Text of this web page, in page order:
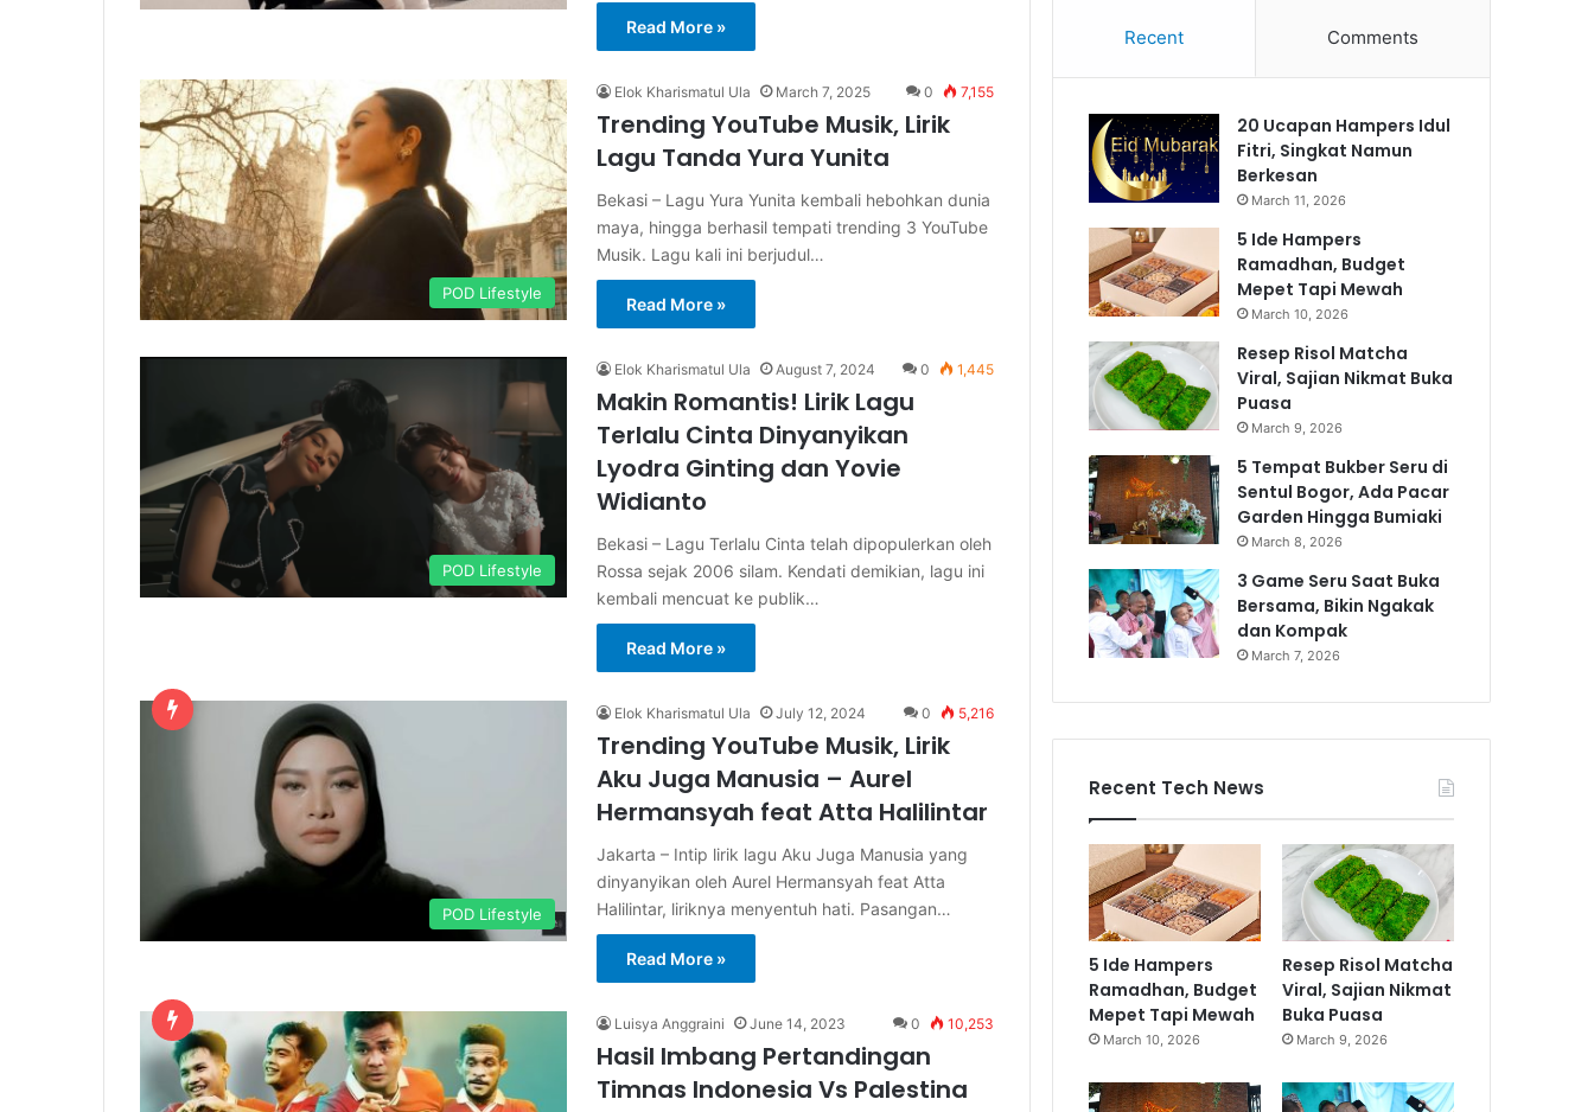
Read More »
POD Lifestyle
Elok Kharismatul Ula March 7, 2025 0 7,155
Trending YouTube Musik, Lirik
Lagu Tanda Yura Yunita
Bekasi – Lagu Yura Yunita kembali hebohkan dunia
maya, hingga berhasil tempati trending 3 YouTube
Musik. Lagu kali ini berjudul…
Read More »
POD Lifestyle
Elok Kharismatul Ula August 7, 2024 0 1,445
Makin Romantis! Lirik Lagu
Terlalu Cinta Dinyanyikan
Lyodra Ginting dan Yovie
Widianto
Bekasi – Lagu Terlalu Cinta telah dipopulerkan oleh
Rossa sejak 2006 silam. Kendati demikian, lagu ini
kembali mencuat ke publik…
Read More »
POD Lifestyle
Elok Kharismatul Ula July 12, 2024 0 5,216
Trending YouTube Musik, Lirik
Aku Juga Manusia – Aurel
Hermansyah feat Atta Halilintar
Jakarta – Intip lirik lagu Aku Juga Manusia yang
dinyanyikan oleh Aurel Hermansyah feat Atta
Halilintar, liriknya menyentuh hati. Pasangan…
Read More »
Luisya Anggraini June 14, 2023 0 10,253
Hasil Imbang Pertandingan
Timnas Indonesia Vs Palestina
Recent Comments
20 Ucapan Hampers Idul
Fitri, Singkat Namun
Berkesan
March 11, 2026
5 Ide Hampers
Ramadhan, Budget
Mepet Tapi Mewah
March 10, 2026
Resep Risol Matcha
Viral, Sajian Nikmat Buka
Puasa
March 9, 2026
5 Tempat Bukber Seru di
Sentul Bogor, Ada Pacar
Garden Hingga Bumiaki
March 8, 2026
3 Game Seru Saat Buka
Bersama, Bikin Ngakak
dan Kompak
March 7, 2026
Recent Tech News
5 Ide Hampers
Ramadhan, Budget
Mepet Tapi Mewah
March 10, 2026
Resep Risol Matcha
Viral, Sajian Nikmat
Buka Puasa
March 9, 2026